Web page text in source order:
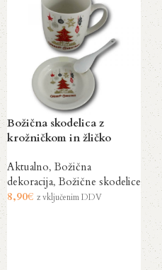
Božična skodelica z
krožničkom in žličko
Aktualno,Božična
dekoracija,Božične skodelice
8,90€ z vključenim DDV